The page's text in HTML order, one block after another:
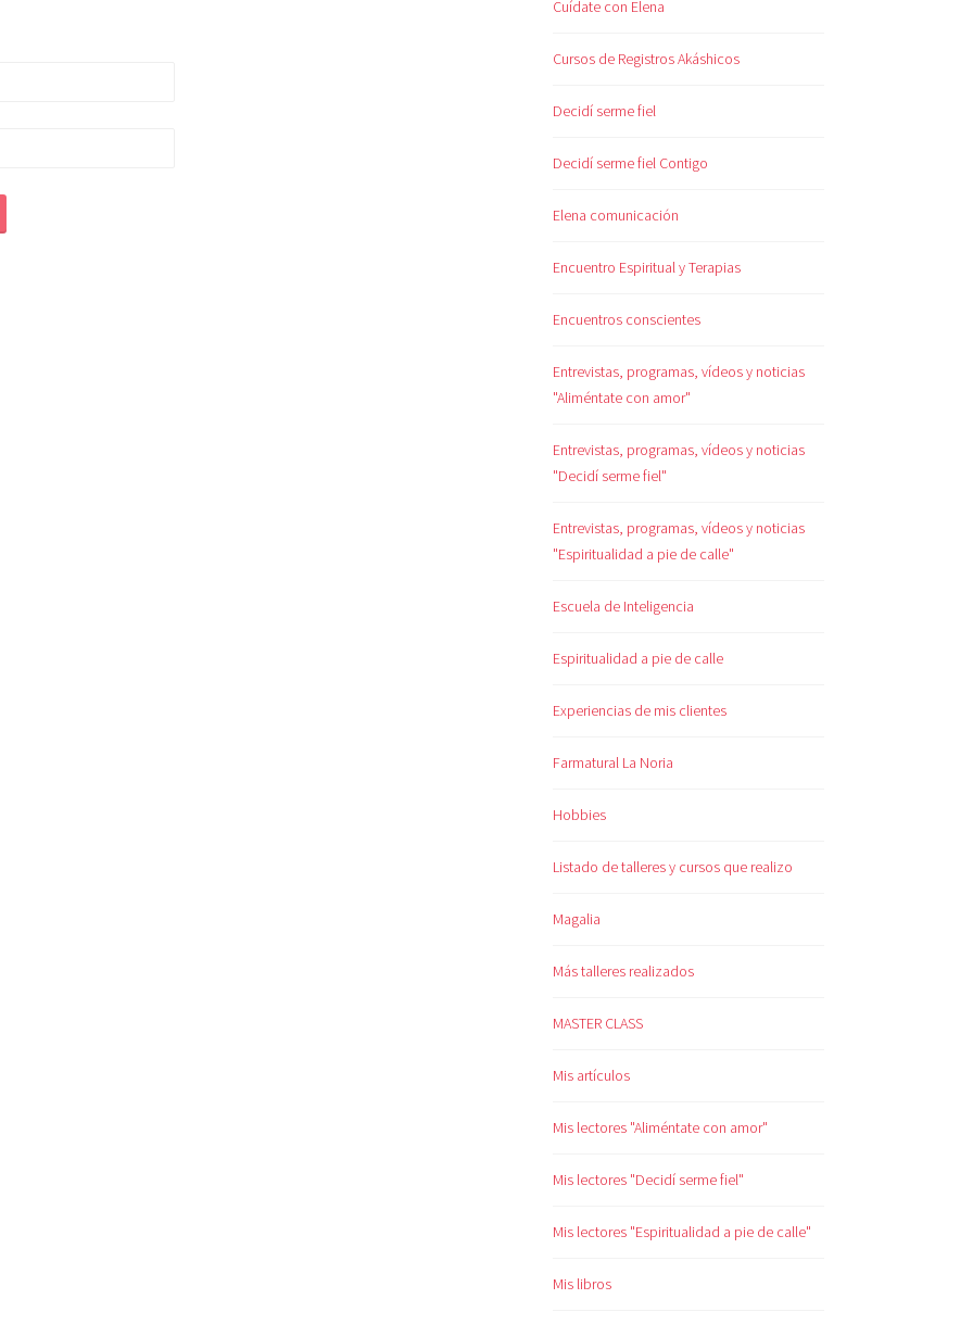
Cuídate con Elena
Cursos de Registros Akáshicos
Decidí serme fiel
Decidí serme fiel Contigo
Elena comunicación
Encuentro Espiritual y Terapias
Encuentros conscientes
Entrevistas, programas, vídeos y noticias
"Aliméntate con amor"
Entrevistas, programas, vídeos y noticias
"Decidí serme fiel"
Entrevistas, programas, vídeos y noticias
"Espiritualidad a pie de calle"
Escuela de Inteligencia
Espiritualidad a pie de calle
Experiencias de mis clientes
Farmatural La Noria
Hobbies
Listado de talleres y cursos que realizo
Magalia
Más talleres realizados
MASTER CLASS
Mis artículos
Mis lectores "Aliméntate con amor"
Mis lectores "Decidí serme fiel"
Mis lectores "Espiritualidad a pie de calle"
Mis libros